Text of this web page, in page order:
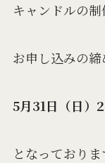
キャンドルの制
お申し込みの
5月31日（日）
となっておりま